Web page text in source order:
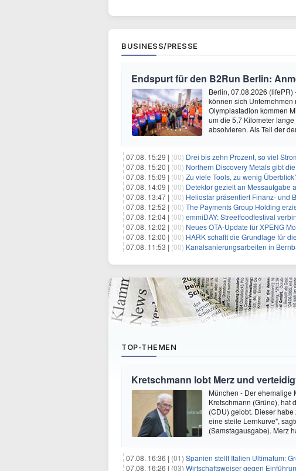
BUSINESS/PRESSE
Endspurt für den B2Run Berlin:
Berlin, 07.08.2026
können sich Unternehmen
Olympiastadion kommen
um die 5,7 Kilometer
absolvieren. Als Teil der
07.08. 15:29 | (00) Drei bis zehn Prozent, so viel
07.08. 15:20 | (00) Northern Discovery Metals gibt die
07.08. 15:09 | (00) Zu viele Tools, zu wenig
07.08. 14:09 | (00) Detektor gezielt an Messaufgabe
07.08. 13:47 | (00) Heliostar präsentiert Finanz- und
07.08. 12:52 | (00) The Payments Group Holding
07.08. 12:04 | (00) emmiDAY: Streetfoodfestival
07.08. 12:02 | (00) Neues OTA-Update für XPENG
07.08. 12:00 | (00) HARK schafft die Grundlage für
07.08. 11:53 | (00) Kanalsanierungsarbeiten in
TOP-THEMEN
Kretschmann lobt Merz und
München - Der ehemalige
Kretschmann (Grüne), hat
(CDU) gelobt. Dieser
eine steile Lernkurve",
(Samstagausgabe). Merz
07.08. 16:36 | (01) Spanien stellt Italien Ultimatum:
07.08. 16:26 | (03) Wirtschaftsweiser gegen